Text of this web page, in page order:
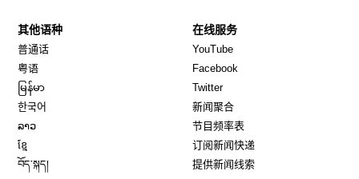
其他语种
普通话
粤语
မြန်မာ
한국어
ລາວ
ខ្មែ
བོད་སྐད།
在线服务
YouTube
Facebook
TwitterOpens in new window
新闻聚合
节目频率表
订阅新闻快递
提供新闻线索